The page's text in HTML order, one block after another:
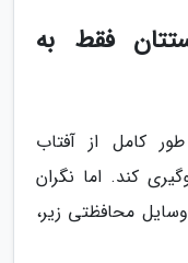
فقط به
کامل از آفتاب
کند. اما نگران
محافظتی زیر،